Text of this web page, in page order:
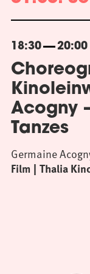
18:30 20:00
Acogny
Tanzes
Film Thalia
Germaine